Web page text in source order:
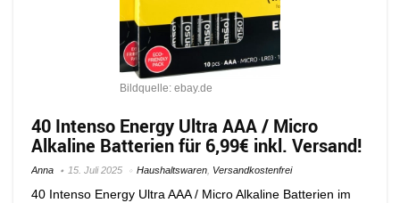
Bildquelle: ebay.de
40 Intenso Energy Ultra AAA / Micro
Alkaline Batterien für 6,99€ inkl. Versand!
Anna 15. Juli 2025 Haushaltswaren Versandkostenfrei
40 Intenso Energy Ultra AAA / Micro Alkaline Batterien im